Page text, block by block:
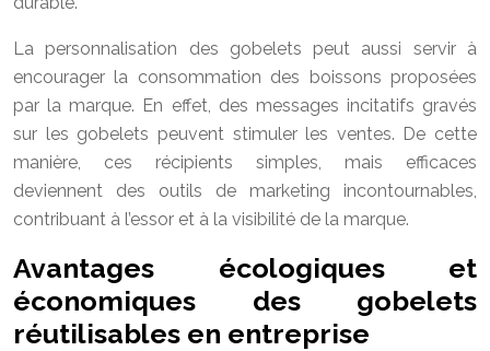
La personnalisation des gobelets peut aussi servir à
encourager la consommation des boissons proposées
par la marque. En effet, des messages incitatifs gravés
sur les gobelets peuvent stimuler les ventes. De cette
manière, ces récipients simples, mais efficaces
deviennent des outils de marketing incontournables,
contribuant à l’essor et à la visibilité de la marque.
Avantages écologiques et
économiques des gobelets
réutilisables en entreprise